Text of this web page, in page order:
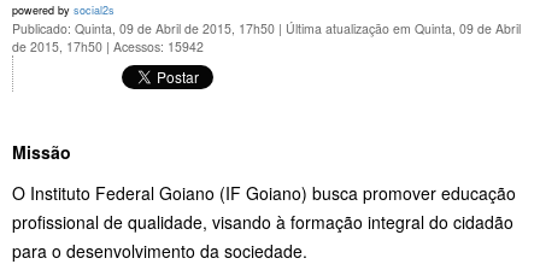
powered by social2s
Publicado: Quinta, 09 de Abril de 2015, 17h50 | Última atualização em Quinta, 09 de Abril
de 2015, 17h50 | Acessos: 15942
Missão
O Instituto Federal Goiano (IF Goiano) busca promover educação
profissional de qualidade, visando à formação integral do cidadão
para o desenvolvimento da sociedade.